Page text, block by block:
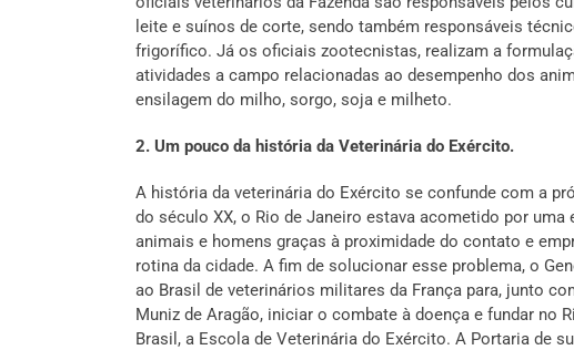
leite e suínos de corte, sendo também responsáveis
frigorífico. Já os oficiais zootecnistas, realizam a
atividades a campo relacionadas ao desempenho dos
ensilagem do milho, sorgo, soja e milheto.
2. Um pouco da história da Veterinária do Exército.
A história da veterinária do Exército se confunde com a
do século XX, o Rio de Janeiro estava acometido por
animais e homens graças à proximidade do contato e
rotina da cidade. A fim de solucionar esse problema, o
ao Brasil de veterinários militares da França para, junto
Muniz de Aragão, iniciar o combate à doença e fundar no
Brasil, a Escola de Veterinária do Exército. A Portaria de